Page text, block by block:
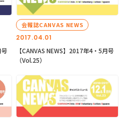
号
2017.04.01
会報誌CANVAS NEWS
【CANVAS NEWS】2017年4・5月号
（Vol.25）